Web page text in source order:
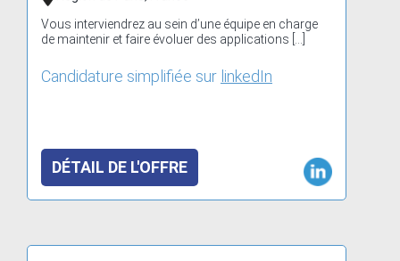
Vous interviendrez au sein d’une équipe en charge
de maintenir et faire évoluer des applications […]
Candidature simplifiée sur linkedIn
DÉTAIL DE L'OFFRE